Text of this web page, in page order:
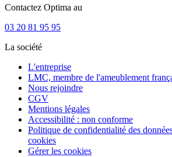
Contactez Optima au
03 20 81 95 95
La société
L'entreprise
LMC, membre de l'ameublement
Nous rejoindre
CGV
Mentions légales
Accessibilité : non conforme
Politique de confidentialité des
cookies
Gérer les cookies